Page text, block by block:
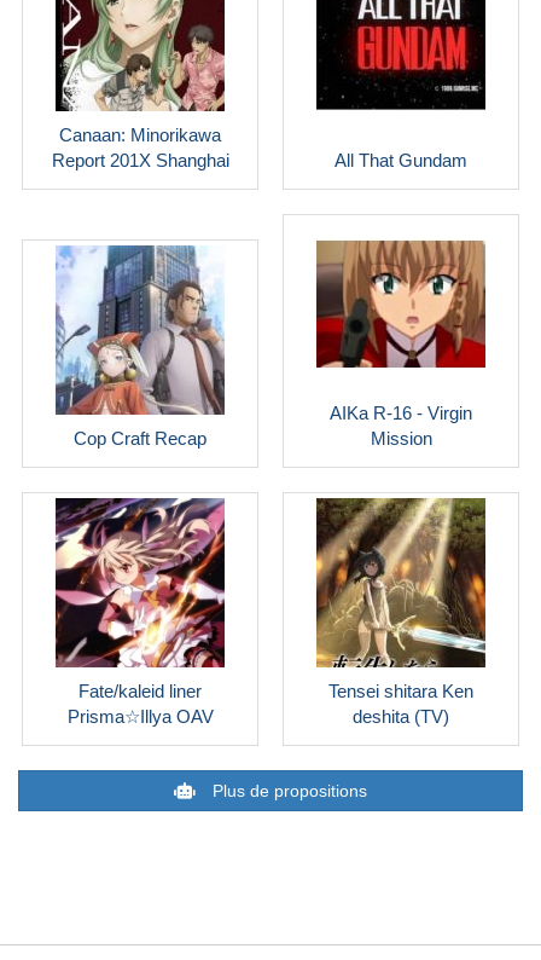
Canaan: Minorikawa
Report 201X Shanghai
All That Gundam
Cop Craft Recap
AIKa R-16 - Virgin
Mission
Fate/kaleid liner
Prisma☆Illya OAV
Tensei shitara Ken
deshita (TV)
Plus de propositions